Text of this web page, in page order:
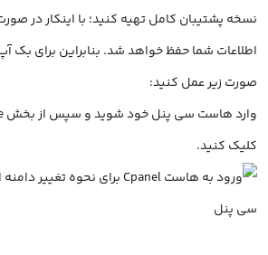
نسخه پشتیبان کامل تهیه کنید؛ با اینکار در
اطلاعات شما حفظ خواهد شد. بنابراین برای بک
صورت زیر عمل کنید:
کلیک کنید.